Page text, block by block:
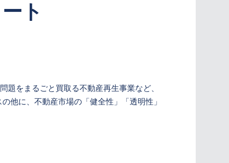
ト
をまるごと買取る不動産再生事業など、
他に、不動産市場の「健全性」「透明性」